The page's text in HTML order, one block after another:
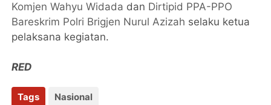
Komjen Wahyu Widada dan Dirtipid PPA-PPO
Bareskrim Polri Brigjen Nurul Azizah selaku ketua
pelaksana kegiatan.
RED
Tags Nasional